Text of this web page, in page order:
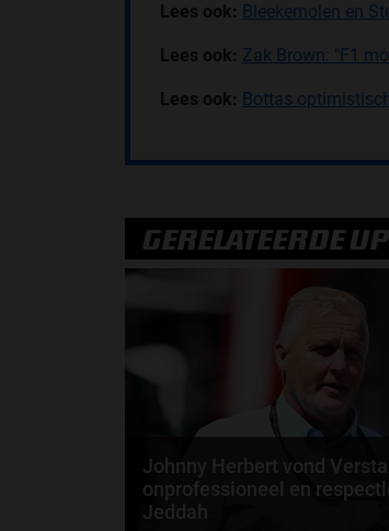
Lees ook: Bleekemolen en
Lees ook: Zak Brown: "F1
Lees ook: Bottas
GERELATEERDE
Johnny Herbert vond
onprofessioneel en
Jeddah